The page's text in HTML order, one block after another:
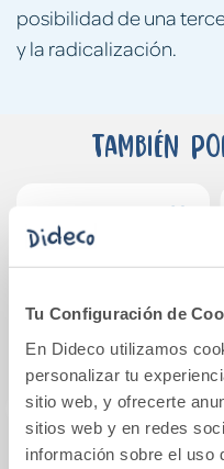
Tu Configuración de
En Dideco utilizamos
personalizar tu
sitio web, y ofrecerte
sitios web y en redes
información sobre el uso
posibilidad de una
y la radicalización.
También